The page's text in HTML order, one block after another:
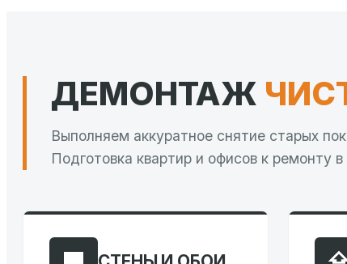
ДЕМОНТАЖ
Выполняем аккуратное снятие старых
Подготовка квартир и офисов к ремонту